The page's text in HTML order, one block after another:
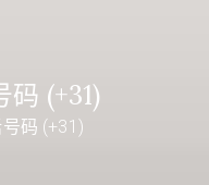
(+31)
码 (+31)